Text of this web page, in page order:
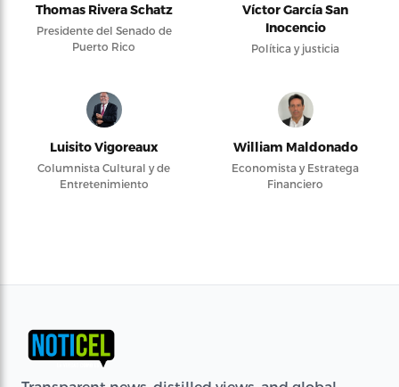
Thomas Rivera Schatz
Presidente del Senado de
Puerto Rico
Víctor García San
Inocencio
Política y justicia
Luisito Vigoreaux
Columnista Cultural y de
Entretenimiento
William Maldonado
Economista y Estratega
Financiero